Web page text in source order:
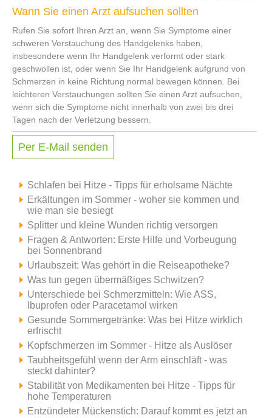
Wann Sie einen Arzt aufsuchen sollten
Rufen Sie sofort Ihren Arzt an, wenn Sie Symptome einer
schweren Verstauchung des Handgelenks haben,
insbesondere wenn Ihr Handgelenk verformt oder stark
geschwollen ist, oder wenn Sie Ihr Handgelenk aufgrund von
Schmerzen in keine Richtung normal bewegen können. Bei
leichteren Verstauchungen sollten Sie einen Arzt aufsuchen,
wenn sich die Symptome nicht innerhalb von zwei bis drei
Tagen nach der Verletzung bessern.
Per E-Mail senden
Schlafen bei Hitze - Tipps für erholsame Nächte
Erkältungen im Sommer - woher sie kommen und
wie man sie besiegt
Splitter und kleine Wunden richtig versorgen
Fragen & Antworten: Erste Hilfe und Vorbeugung
bei Sonnenbrand
Urlaubszeit: Was gehört in die Reiseapotheke?
Was tun gegen übermäßiges Schwitzen?
Unterschiede bei Schmerzmitteln: Wie ASS,
Ibuprofen oder Paracetamol wirken
Gesunde Sommergetränke: Was bei Hitze wirklich
erfrischt
Kopfschmerzen im Sommer - Hitze als Auslöser
Taubheitsgefühl wenn der Arm einschläft - was
steckt dahinter?
Stabilität von Medikamenten bei Hitze - Tipps für
hohe Temperaturen
Entzündeter Mückenstich: Darauf kommt es jetzt an